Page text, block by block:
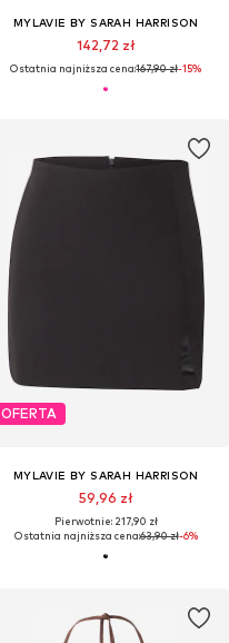
MYLAVIE BY SARAH HARRISON
142,72 zł
Ostatnia najniższa cena:167,90 zł-15%
OFERTA
MYLAVIE BY SARAH HARRISON
59,96 zł
Pierwotnie: 217,90 zł
Ostatnia najniższa cena:63,90 zł-6%